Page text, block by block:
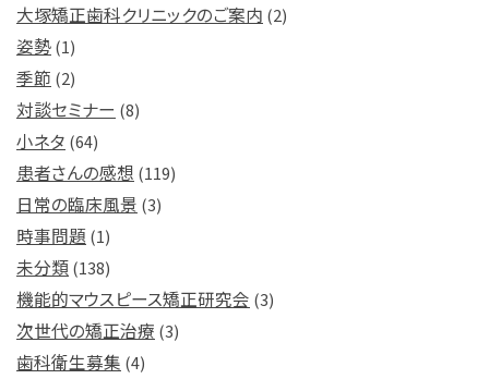
大塚矯正歯科クリニックのご案内 (2)
姿勢(1)
季節 (2)
対談セミナー (8)
小ネタ (64)
患者さんの感想 (119)
日常の臨床風景 (3)
時事問題 (1)
未分類(138)
機能的マウスピース矯正研究会 (3)
次世代の矯正治療 (3)
歯科衛生募集 (4)